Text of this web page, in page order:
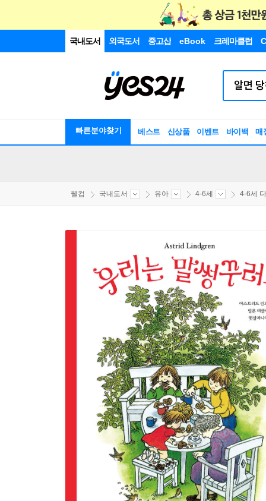
국내도서 외국도서 중고샵 eBook 크레마클럽
빠른분야찾기 베스트 신상품 이벤트 바이백 매
웰컴 국내도서 유아 4-6세 4-6세